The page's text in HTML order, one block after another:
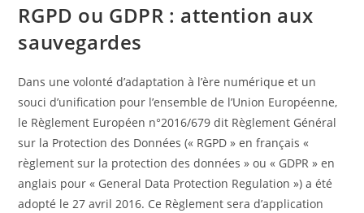
RGPD ou GDPR : attention aux
sauvegardes
Dans une volonté d’adaptation à l’ère numérique et un
souci d’unification pour l’ensemble de l’Union Européenne,
le Règlement Européen n°2016/679 dit Règlement Général
sur la Protection des Données (« RGPD » en français «
règlement sur la protection des données » ou « GDPR » en
anglais pour « General Data Protection Regulation ») a été
adopté le 27 avril 2016. Ce Règlement sera d’application